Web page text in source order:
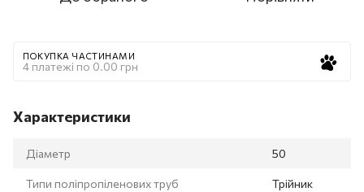
ПОКУПКА ЧАСТИНАМИ
4 платежі по 0.00 грн
Характеристики
Діаметр 50
Типи поліпропіленових труб Трійник